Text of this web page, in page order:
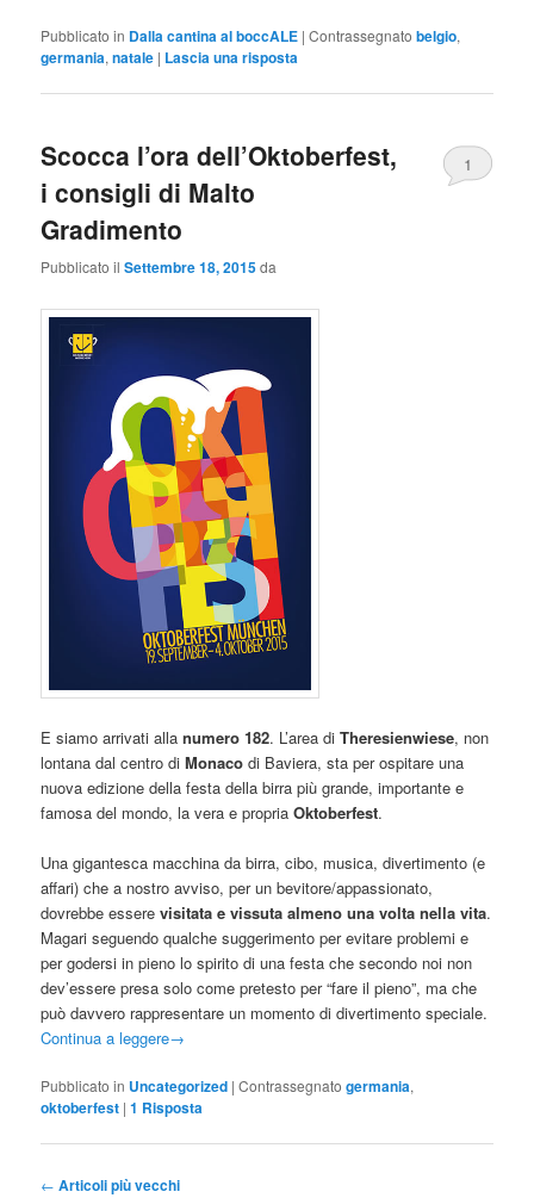
Pubblicato in Dalla cantina al boccALE |Contrassegnato belgio,
germania,natale | Lascia una risposta
Scocca l’ora dell’Oktoberfest,
i consigli di Malto
Gradimento
Pubblicato ilSettembre 18, 2015da
1
E siamo arrivati allanumero 182. L’area diTheresienwiese, non
lontana dal centro diMonaco di Baviera, sta per ospitare una
nuova edizione della festa della birra più grande, importante e
famosa del mondo, la vera e propriaOktoberfest.
Una gigantesca macchina da birra, cibo, musica, divertimento (e
affari) che a nostro avviso, per un bevitore/appassionato,
dovrebbe essere visitata e vissuta almeno una volta nella vita.
Magari seguendo qualche suggerimento per evitare problemi e
per godersi in pieno lo spirito di una festa che secondo noi non
dev’essere presa solo come pretesto per “fare il pieno”, ma che
può davvero rappresentare un momento di divertimento speciale.
Continua a leggere→
Pubblicato in Uncategorized |Contrassegnato germania,
oktoberfest |1 Risposta
Navigazione
← Articoli più vecchi